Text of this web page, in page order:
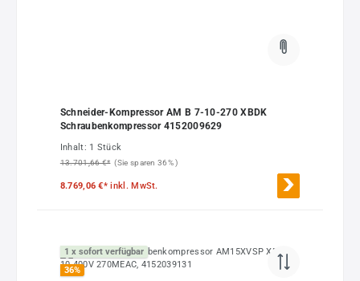
Schneider-Kompressor AM B 7-10-270 XBDK
Schraubenkompressor 4152009629
Inhalt: 1 Stück
13.701,66 €* (Sie sparen 36% )
8.769,06 €*inkl. MwSt.
1 x sofort verfügbar
36%